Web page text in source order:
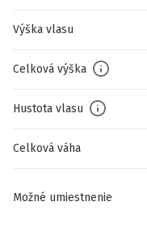
Výška vlasu
Celková výška
Hustota vlasu
Celková váha
Možné umiestnenie